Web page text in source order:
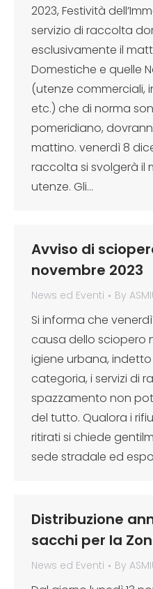
2023, Festività
servizio di raccolta
esclusivamente il
Domestiche e quelle
(utenze commerciali,
etc.) che di norma
pomeridiano,
mattino. venerdì 8
raccolta si svolgerà il
utenze. Gli…
Avviso di
novembre 2023
News ed Eventi By
Si informa che
causa dello sciopero
igiene urbana,
categoria, i servizi di
spazzamento non
del tutto. Qualora i
ritirati si chiede
sede stradale ed
Distribuzione
sacchi per la
News ed Eventi By